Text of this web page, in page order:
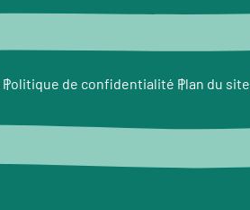
Politique de confidentialité Plan du site